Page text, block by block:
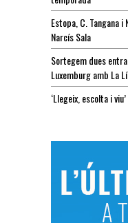
Estopa, C. Tangana
Narcís Sala
Sortegem dues
Luxemburg amb La
‘Llegeix, escolta i viu’